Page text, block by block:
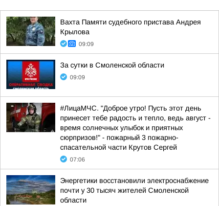
Вахта Памяти судебного пристава Андрея
Крылова
09:09
За сутки в Смоленской области
09:09
#ЛицаМЧС. "Доброе утро! Пусть этот день
принесет тебе радость и тепло, ведь август -
время солнечных улыбок и приятных
сюрпризов!" - пожарный 3 пожарно-
спасательной части Крутов Сергей
07:06
Энергетики восстановили электроснабжение
почти у 30 тысяч жителей Смоленской
области